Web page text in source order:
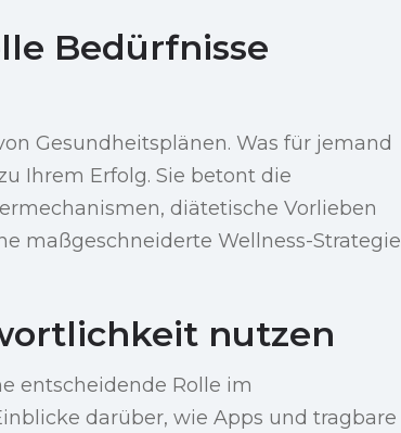
Bedürfnisse
Gesundheitsplänen. Was für jemand
Ihrem Erfolg. Sie betont die
diätetische Vorlieben
maßgeschneiderte Wellness-Strategie
nutzen
entscheidende Rolle im
darüber, wie Apps und tragbare